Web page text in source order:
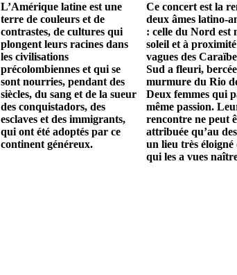
L’Amérique latine est une
terre de couleurs et de
contrastes, de cultures qui
plongent leurs racines dans
les civilisations
précolombiennes et qui se
sont nourries, pendant des
siècles, du sang et de la sueur
des conquistadors, des
esclaves et des immigrants,
qui ont été adoptés par ce
continent généreux.
Ce concert est la
deux âmes latino-
: celle du Nord est
soleil et à proximité
vagues des
Sud a fleuri,
murmure du Rio
Deux femmes qui
même passion.
rencontre ne peut
attribuée qu’au
un lieu très éloigné
qui les a vues